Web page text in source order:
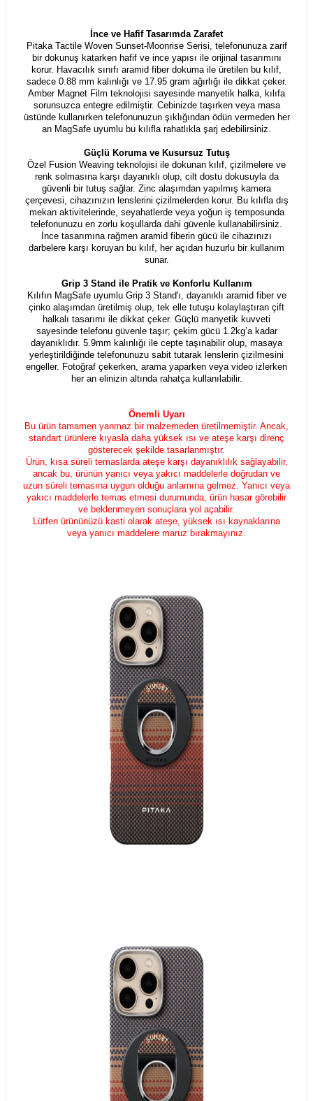
İnce ve Hafif Tasarımda Zarafet
Pitaka Tactile Woven Sunset-Moonrise Serisi, telefonunuza zarif
bir dokunuş katarken hafif ve ince yapısı ile orijinal tasarımını
korur. Havacılık sınıfı aramid fiber dokuma ile üretilen bu kılıf,
sadece 0.88 mm kalınlığı ve 17.95 gram ağırlığı ile dikkat çeker.
Amber Magnet Film teknolojisi sayesinde manyetik halka, kılıfa
sorunsuzca entegre edilmiştir. Cebinizde taşırken veya masa
üstünde kullanırken telefonunuzun şıklığından ödün vermeden her
an MagSafe uyumlu bu kılıfla rahatlıkla şarj edebilirsiniz.
Güçlü Koruma ve Kusursuz Tutuş
Özel Fusion Weaving teknolojisi ile dokunan kılıf, çizilmelere ve
renk solmasına karşı dayanıklı olup, cilt dostu dokusuyla da
güvenli bir tutuş sağlar. Zinc alaşımdan yapılmış kamera
çerçevesi, cihazınızın lenslerini çizilmelerden korur. Bu kılıfla dış
mekan aktivitelerinde, seyahatlerde veya yoğun iş temposunda
telefonunuzu en zorlu koşullarda dahi güvenle kullanabilirsiniz.
İnce tasarımına rağmen aramid fiberin gücü ile cihazınızı
darbelere karşı koruyan bu kılıf, her açıdan huzurlu bir kullanım
sunar.
Grip 3 Stand ile Pratik ve Konforlu Kullanım
Kılıfın MagSafe uyumlu Grip 3 Stand'ı, dayanıklı aramid fiber ve
çinko alaşımdan üretilmiş olup, tek elle tutuşu kolaylaştıran çift
halkalı tasarımı ile dikkat çeker. Güçlü manyetik kuvveti
sayesinde telefonu güvenle taşır; çekim gücü 1.2kg’a kadar
dayanıklıdır. 5.9mm kalınlığı ile cepte taşınabilir olup, masaya
yerleştirildiğinde telefonunuzu sabit tutarak lenslerin çizilmesini
engeller. Fotoğraf çekerken, arama yaparken veya video izlerken
her an elinizin altında rahatça kullanılabilir.
Önemli Uyarı
Bu ürün tamamen yanmaz bir malzemeden üretilmemiştir. Ancak,
standart ürünlere kıyasla daha yüksek ısı ve ateşe karşı direnç
gösterecek şekilde tasarlanmıştır.
Ürün, kısa süreli temaslarda ateşe karşı dayanıklılık sağlayabilir,
ancak bu, ürünün yanıcı veya yakıcı maddelerle doğrudan ve
uzun süreli temasına uygun olduğu anlamına gelmez. Yanıcı veya
yakıcı maddelerle temas etmesi durumunda, ürün hasar görebilir
ve beklenmeyen sonuçlara yol açabilir.
Lütfen ürününüzü kasti olarak ateşe, yüksek ısı kaynaklarına
veya yanıcı maddelere maruz bırakmayınız.